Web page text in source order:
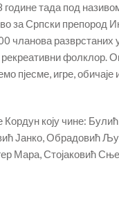
тада под
за Српски препород
чланова разврстаних
рекреативни фолклор.
пјесме, игре,
коју чине:
Јанко, Обрадовић
Мара, Стојаковић